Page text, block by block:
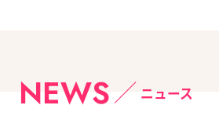
NEWS ニュース